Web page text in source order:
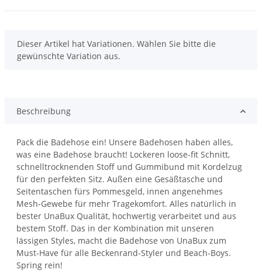
x
Dieser Artikel hat Variationen. Wählen Sie bitte die
gewünschte Variation aus.
Beschreibung
Pack die Badehose ein! Unsere Badehosen haben alles,
was eine Badehose braucht! Lockeren loose-fit Schnitt,
schnelltrocknenden Stoff und Gummibund mit Kordelzug
für den perfekten Sitz. Außen eine Gesäßtasche und
Seitentaschen fürs Pommesgeld, innen angenehmes
Mesh-Gewebe für mehr Tragekomfort. Alles natürlich in
bester UnaBux Qualität, hochwertig verarbeitet und aus
bestem Stoff. Das in der Kombination mit unseren
lässigen Styles, macht die Badehose von UnaBux zum
Must-Have für alle Beckenrand-Styler und Beach-Boys.
Spring rein!